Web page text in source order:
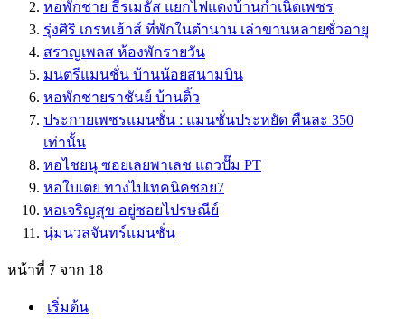
หอพักชาย ธีรเมธัส แยกไฟแดงบ้านกำเนิดเพชร
รุ่งศิริ เกรทเฮ้าส์ ที่พักในตำนาน เล่าขานหลายชั่วอายุ
สราญเพลส ห้องพักรายวัน
มนตรีแมนชั่น บ้านน้อยสนามบิน
หอพักชายราชันย์ บ้านติ้ว
ประกายเพชรแมนชั่น : แมนชั่นประหยัด คืนละ 350
เท่านั้น
หอไชยนุ ซอยเลยพาเลช แถวปั๊ม PT
หอใบเตย ทางไปเทคนิคซอย7
หอเจริญสุข อยู่ซอยไปรษณีย์
นุ่มนวลจันทร์แมนชั่น
หน้าที่ 7 จาก 18
เริ่มต้น